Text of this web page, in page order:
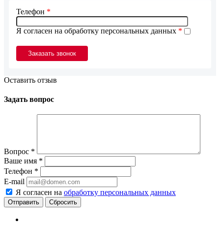
Я согласен на обработку персональных данных *
Телефон *
Оставить отзыв
Задать вопрос
Вопрос *
Ваше имя *
Телефон *
E-mail
Я согласен на обработку персональных данных
Сбросить